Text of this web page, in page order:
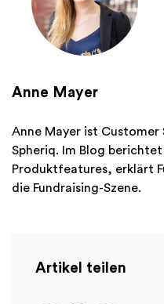
Anne Mayer
Anne Mayer ist Customer
Spheriq. Im Blog berichtet
Produktfeatures, erklärt
die Fundraising-Szene.
Artikel teilen